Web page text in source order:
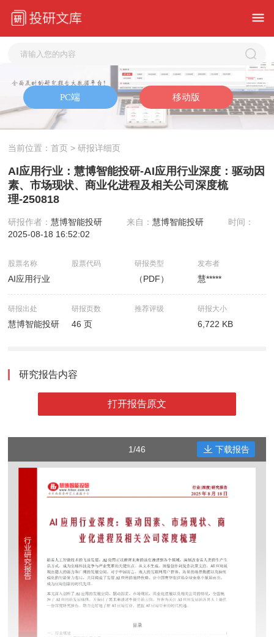
当前位置：首页 > 研报详细页
AI应用行业：慧博智能投研-AI应用行业深度：驱动因
素、市场现状、商业化进程及相关公司深度梳
理-250818
研报作者：慧博智能投研 来自：慧博智能投研
时间：
2025-08-18 16:52:02
股票名称
AI应用行业
股票代码 研报类型
（PDF）
发布者
慧*****
研报出处
慧博智能投研
研报页数
46 页
推荐评级 研报大小
6,722 KB
研究报告内容
打开报告原文
1/46 下载报告